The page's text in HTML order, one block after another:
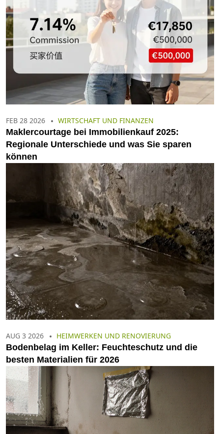
FEB 28 2026 WIRTSCHAFT UND FINANZEN
Maklercourtage bei Immobilienkauf 2025:
Regionale Unterschiede und was Sie sparen
können
AUG 3 2026 HEIMWERKEN UND RENOVIERUNG
Bodenbelag im Keller: Feuchteschutz und die
besten Materialien für 2026